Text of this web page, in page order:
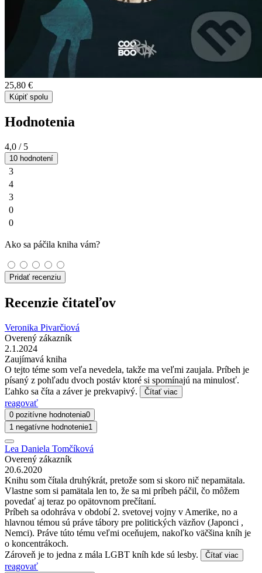
25,80 €
Kúpiť spolu
Hodnotenia
4,0 / 5
10 hodnotení
3
4
3
0
0
Ako sa páčila kniha vám?
Pridať recenziu
Recenzie čitateľov
Veronika Pivarčiová
Overený zákazník
2.1.2024
Zaujímavá kniha
O tejto téme som veľa nevedela, takže ma veľmi zaujala. Príbeh je
písaný z pohľadu dvoch postáv ktoré si spomínajú na minulosť.
Ľahko sa číta a záver je prekvapivý.
Čítať viac
reagovať
0 pozitívne hodnotenia0
1 negatívne hodnotenie1
Lea Daniela Tomčíková
Overený zákazník
20.6.2020
Knihu som čítala druhýkrát, pretože som si skoro nič nepamätala.
Vlastne som si pamätala len to, že sa mi príbeh páčil, čo môžem
povedať aj teraz po opätovnom prečítaní.
Príbeh sa odohráva v období 2. svetovej vojny v Amerike, no a
hlavnou témou sú práve tábory pre politických väzňov (Japonci ,
Nemci). Práve túto tému veľmi oceňujem, nakoľko väčšina kníh je
o koncentrákoch.
Zároveň je to jedna z mála LGBT kníh kde sú lesby.
Čítať viac
reagovať